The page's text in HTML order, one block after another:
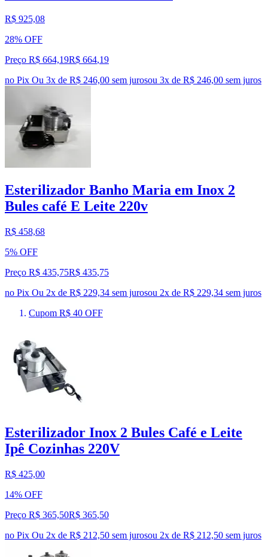
R$ 925,08
28% OFF
Preço R$ 664,19R$ 664,19
no Pix Ou 3x de R$ 246,00 sem jurosou 3x de R$ 246,00 sem juros
Esterilizador Banho Maria em Inox 2
Bules café E Leite 220v
R$ 458,68
5% OFF
Preço R$ 435,75R$ 435,75
no Pix Ou 2x de R$ 229,34 sem jurosou 2x de R$ 229,34 sem juros
Cupom R$ 40 OFF
Esterilizador Inox 2 Bules Café e Leite
Ipê Cozinhas 220V
R$ 425,00
14% OFF
Preço R$ 365,50R$ 365,50
no Pix Ou 2x de R$ 212,50 sem jurosou 2x de R$ 212,50 sem juros